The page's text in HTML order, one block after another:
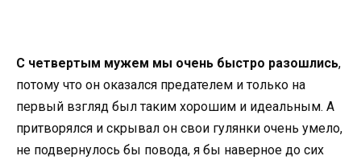
С четвертым мужем мы очень быстро разошлись,
потому что он оказался предателем и только на
первый взгляд был таким хорошим и идеальным. А
притворялся и скрывал он свои гулянки очень умело,
не подвернулось бы повода, я бы наверное до сих